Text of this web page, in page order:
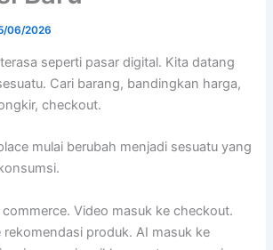
06/2026
seperti pasar digital. Kita datang
Cari barang, bandingkan harga,
checkout.
mulai berubah menjadi sesuatu yang
Video masuk ke checkout.
rekomendasi produk. AI masuk ke